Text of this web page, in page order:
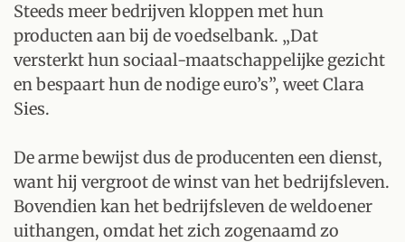
Steeds meer bedrijven kloppen met hun
producten aan bij de voedselbank. „Dat
versterkt hun sociaal-maatschappelijke gezicht
en bespaart hun de nodige euro’s”, weet Clara
Sies.
De arme bewijst dus de producenten een dienst,
want hij vergroot de winst van het bedrijfsleven.
Bovendien kan het bedrijfsleven de weldoener
uithangen, omdat het zich zogenaamd zo